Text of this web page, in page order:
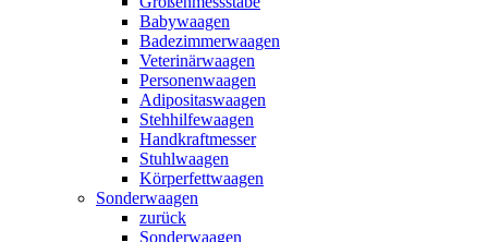
Babywaagen
Badezimmerwaagen
Veterinärwaagen
Personenwaagen
Adipositaswaagen
Stehhilfewaagen
Handkraftmesser
Stuhlwaagen
Körperfettwaagen
Sonderwaagen
zurück
Sonderwaagen